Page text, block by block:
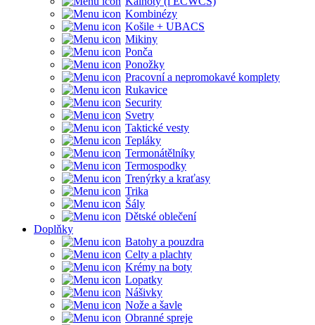
Kombinézy
Košile + UBACS
Mikiny
Ponča
Ponožky
Pracovní a nepromokavé komplety
Rukavice
Security
Svetry
Taktické vesty
Tepláky
Termonátělníky
Termospodky
Trenýrky a kraťasy
Trika
Šály
Dětské oblečení
Doplňky
Batohy a pouzdra
Celty a plachty
Krémy na boty
Lopatky
Nášivky
Nože a šavle
Obranné spreje